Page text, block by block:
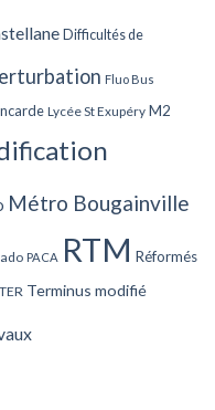
Difficultés de
Fluo Bus
Lycée St Exupéry M2
Métro Bougainville
PACA RTM Réformés
TER Terminus modifié